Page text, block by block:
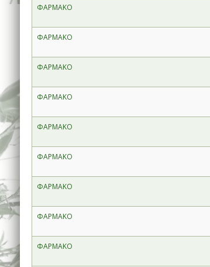
ΦΑΡΜΑΚΟ
ΦΑΡΜΑΚΟ
ΦΑΡΜΑΚΟ
ΦΑΡΜΑΚΟ
ΦΑΡΜΑΚΟ
ΦΑΡΜΑΚΟ
ΦΑΡΜΑΚΟ
ΦΑΡΜΑΚΟ
ΦΑΡΜΑΚΟ